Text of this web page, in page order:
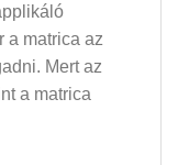
a matrica az
Mert az
a matrica